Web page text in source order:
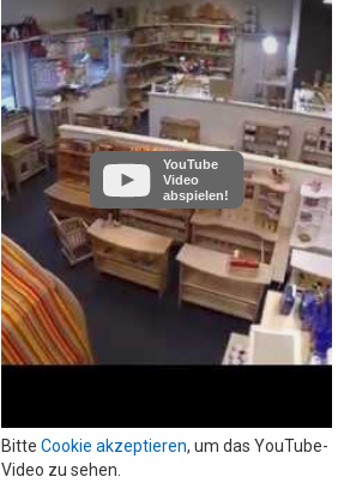
YouTube
Video
abspielen!
Bitte Cookie akzeptieren, um das YouTube-
Video zu sehen.